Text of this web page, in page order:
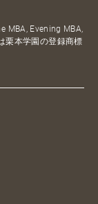
MBA, Evening MBA,
栗本学園の登録商標